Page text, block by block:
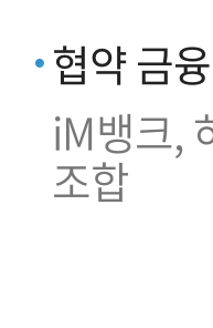
협약 금
iM뱅크,
조합